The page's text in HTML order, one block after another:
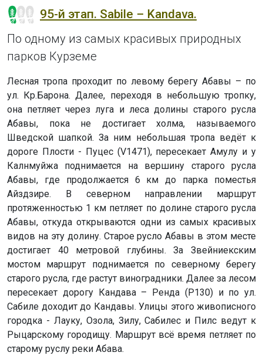
95-й этап. Sabile – Kandava.
По одному из самых красивых природных
парков Курземе
Лесная тропа проходит по левому берегу Абавы – по
ул. Кр.Барона. Далее, переходя в небольшую тропку,
она петляет через луга и леса долины старого русла
Абавы, пока не достигает холма, называемого
Шведской шапкой. За ним небольшая тропа ведёт к
дороге Плости - Пуцес (V1471), пересекает Амулу и у
Калнмуйжа поднимается на вершину старого русла
Абавы, где продолжается 6 км до парка поместья
Айздзире. В северном направлении маршрут
протяженностью 1 км петляет по долине старого русла
Абавы, откуда открываются одни из самых красивых
видов на эту долину. Старое русло Абавы в этом месте
достигает 40 метровой глубины. За Звейниекским
мостом маршрут поднимается по северному берегу
старого русла, где растут виноградники. Далее за лесом
пересекает дорогу Кандава – Ренда (Р130) и по ул.
Сабиле доходит до Кандавы. Улицы этого живописного
городка - Лауку, Озола, Зилу, Сабилес и Пилс ведут к
Рыцарскому городищу. Маршрут всё время петляет по
старому руслу реки Абава.